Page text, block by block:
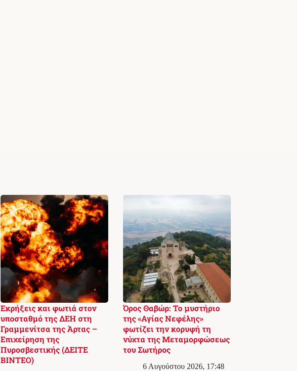
Εκρήξεις και φωτιά στον
υποσταθμό της ΔΕΗ στη
Γραμμενίτσα της Άρτας –
Επιχείρηση της
Πυροσβεστικής (ΔΕΙΤΕ
ΒΙΝΤΕΟ)
Όρος Θαβώρ: Το μυστήριο
της «Αγίας Νεφέλης»
φωτίζει την κορυφή τη
νύχτα της Μεταμορφώσεως
του Σωτήρος
6 Αυγούστου 2026, 17:48